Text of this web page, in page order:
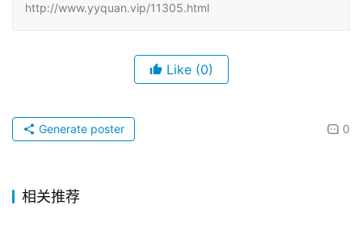
http://www.yyquan.vip/11305.html
Like (0)
0
Generate poster
相关推荐